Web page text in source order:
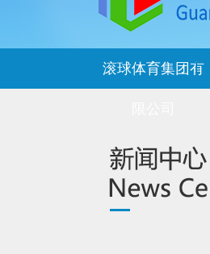
滚球体育集团有